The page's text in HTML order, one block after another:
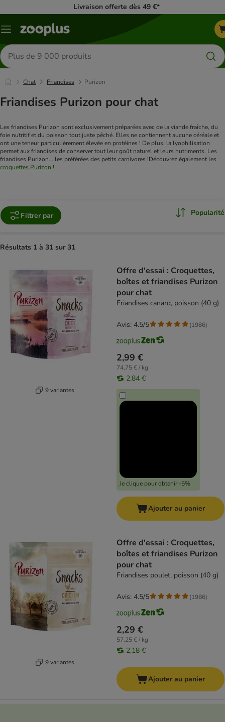
Livraison offerte dès 49 €*
Menu
Rechercher
des
produits
Chat Friandises Purizon
Friandises Purizon pour chat
Les friandises Purizon sont exclusivement préparées avec de la viande fraîche, du
foie nutritif et du poisson tout juste pêché. Elles ne contiennent aucune céréale et
ont une teneur particulièrement élevée en protéines ! De plus, la lyophilisation
permet aux friandises de conserver tout leur goût naturel et leurs nutriments. Les
friandises Purizon... les préférées des petits carnivores !
croquettes Purizon !
Filtrer par Popularité
Résultats 1 à 31 sur 31
9 variantes
Offre d'essai : Croquettes,
boîtes et friandises Purizon
pour chat
Friandises canard, poisson (40 g)
2,99 €
74,75 € / kg
2,84 €
Je clique pour obtenir -5%
Avis: 4.5/5 (1986)
Ajouter au panier
9 variantes
Offre d'essai : Croquettes,
boîtes et friandises Purizon
pour chat
Friandises poulet, poisson (40 g)
2,29 €
57,25 € / kg
2,18 €
Avis: 4.5/5 (1986)
Ajouter au panier